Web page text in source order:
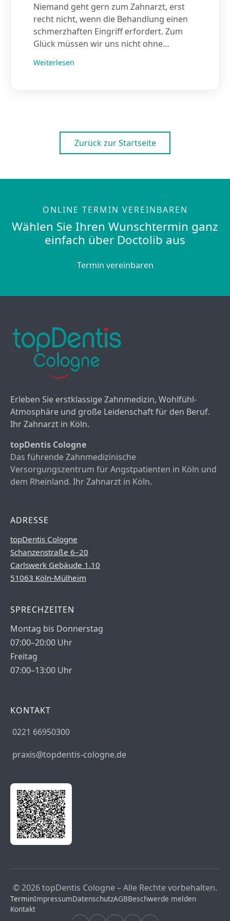
Niemand geht gern zum Zahnarzt, erst
recht nicht, wenn die Behandlung einen
schmerzhaften Eingriff erfordert. Zum
Glück müssen wir uns nicht ohne…
Weiterlesen
Zurück zur Startseite
ONLINE TERMIN VEREINBAREN
Wählen Sie Ihren Wunschtermin ganz
einfach über Doctolib aus
Termin vereinbaren
Erleben Sie erstklassige Zahnmedizin, Wohlfühl-
Atmosphäre und große Leidenschaft für den Beruf.
Ihr Zahnarzt in Köln.
topDentis Cologne
Das führende Zahnmedizinische
Versorgungszentrum für Angstpatienten in Köln und
dem Rheinland. Ihr Zahnarzt in Köln.
ADRESSE
topDentis Cologne
Schanzenstraße 6–20
Carlswerk Gebäude 1.10
51063 Köln-Mülheim
SPRECHZEITEN
Montag bis Donnerstag
07:00–20:00 Uhr
Freitag
07:00–13:00 Uhr
KONTAKT
0221 66950300
praxis@topdentis-cologne.de
© 2026 topDentis Cologne – Alle Rechte vorbehalten.
TerminImpressumDatenschutzAGBBeschwerde melden
Kontakt